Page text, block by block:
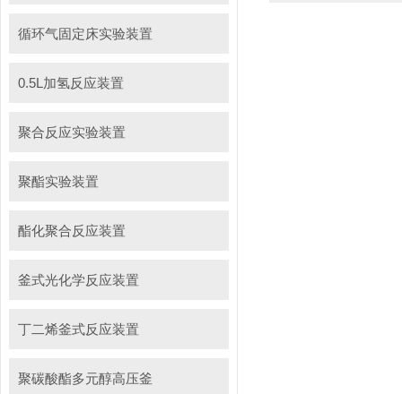
循环气固定床实验装置
0.5L加氢反应装置
聚合反应实验装置
聚酯实验装置
酯化聚合反应装置
釜式光化学反应装置
丁二烯釜式反应装置
聚碳酸酯多元醇高压釜